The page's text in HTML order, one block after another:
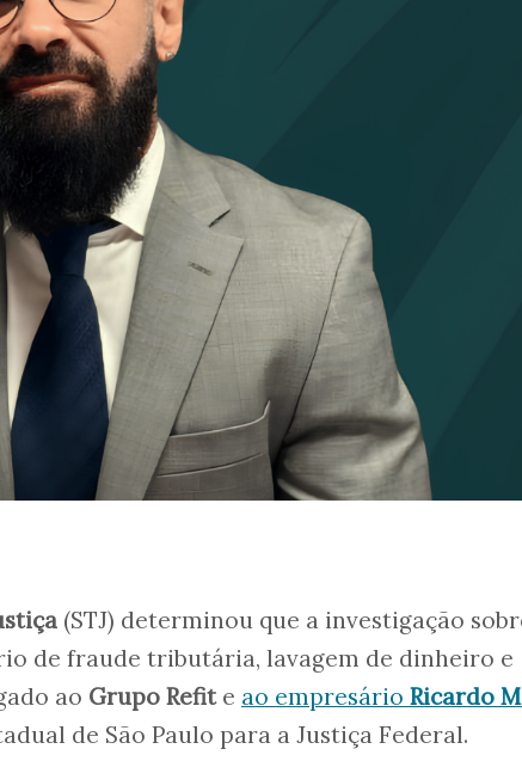
(STJ) determinou que a investigação
de fraude tributária, lavagem de dinheiro e
ao Grupo Refite ao empresário Ricardo
de São Paulo para a Justiça Federal.